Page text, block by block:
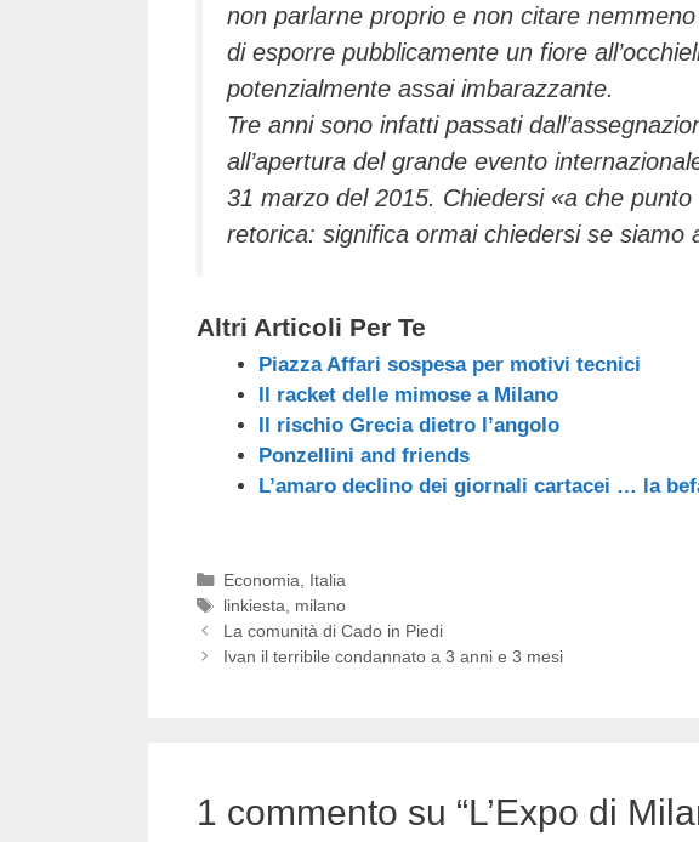
non parlarne proprio e non citare
di esporre pubblicamente un fiore
potenzialmente assai imbarazzante.
Tre anni sono infatti passati
all’apertura del grande evento
31 marzo del 2015. Chiedersi «a che
retorica: significa ormai chiedersi se siamo
Altri Articoli Per Te
Piazza Affari sospesa per motivi tecnici
Il racket delle mimose a Milano
Il rischio Grecia dietro l’angolo
Ponzellini and friends
L’amaro declino dei giornali cartacei … la
Categorie
Economia
Italia
Tag
linkiesta
milano
La comunità di Cado in Piedi
Ivan il terribile condannato a 3 anni e 3 mesi
1 commento su “L’Expo di